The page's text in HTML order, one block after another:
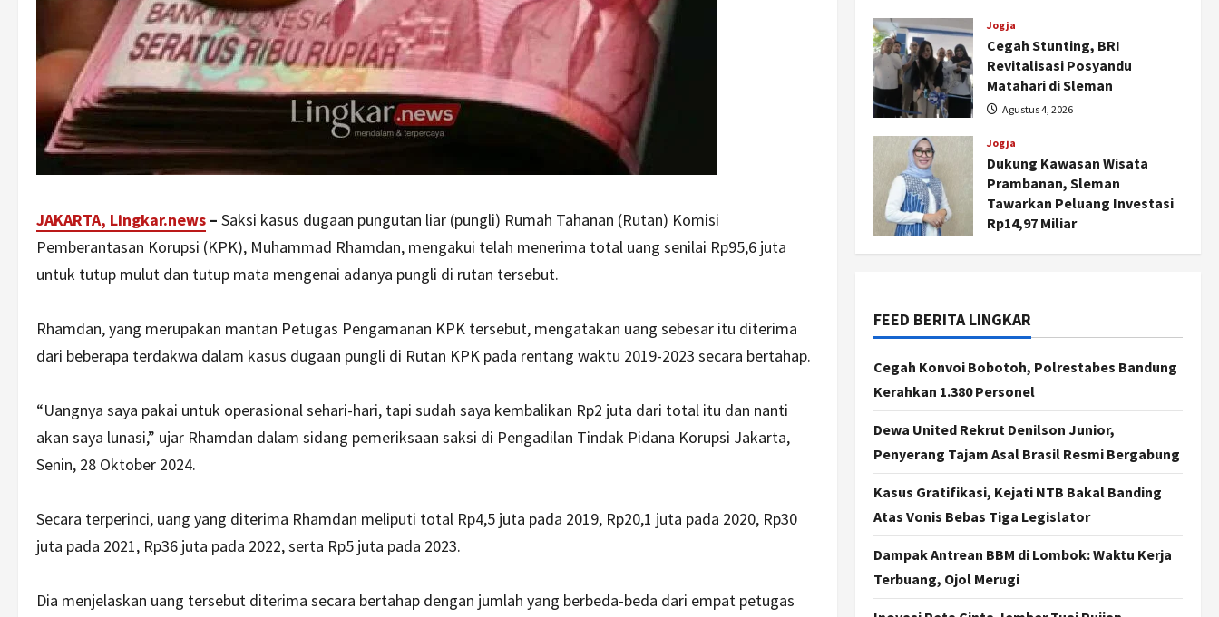
JAKARTA, Lingkar.news – Saksi kasus dugaan pungutan liar (pungli) Rumah Tahanan (Rutan) Komisi
Pemberantasan Korupsi (KPK), Muhammad Rhamdan, mengakui telah menerima total uang senilai Rp95,6 juta
untuk tutup mulut dan tutup mata mengenai adanya pungli di rutan tersebut.
Rhamdan, yang merupakan mantan Petugas Pengamanan KPK tersebut, mengatakan uang sebesar itu diterima
dari beberapa terdakwa dalam kasus dugaan pungli di Rutan KPK pada rentang waktu 2019-2023 secara bertahap.
“Uangnya saya pakai untuk operasional sehari-hari, tapi sudah saya kembalikan Rp2 juta dari total itu dan nanti
akan saya lunasi,” ujar Rhamdan dalam sidang pemeriksaan saksi di Pengadilan Tindak Pidana Korupsi Jakarta,
Senin, 28 Oktober 2024.
Secara terperinci, uang yang diterima Rhamdan meliputi total Rp4,5 juta pada 2019, Rp20,1 juta pada 2020, Rp30
juta pada 2021, Rp36 juta pada 2022, serta Rp5 juta pada 2023.
Dia menjelaskan uang tersebut diterima secara bertahap dengan jumlah yang berbeda-beda dari empat petugas
Kalurahan
Agustus 5, 2026
Jogja
Cegah Stunting, BRI
Revitalisasi Posyandu
Matahari di Sleman
Agustus 4, 2026
Jogja
Dukung Kawasan Wisata
Prambanan, Sleman
Tawarkan Peluang Investasi
Rp14,97 Miliar
FEED BERITA LINGKAR
Cegah Konvoi Bobotoh, Polrestabes Bandung
Kerahkan 1.380 Personel
Dewa United Rekrut Denilson Junior,
Penyerang Tajam Asal Brasil Resmi Bergabung
Kasus Gratifikasi, Kejati NTB Bakal Banding
Atas Vonis Bebas Tiga Legislator
Dampak Antrean BBM di Lombok: Waktu Kerja
Terbuang, Ojol Merugi
2
Nasional
BRIN Kembangkan Sepatu
Murah Mulai Rp75 Ribu untuk
Sekolah Rakyat
3
Gen Z Belajar Meracik Lulur
Khas Keraton Yogyakarta,
Jawa
Agustus 6, 2026
4
Jogja
Jasa Marga Pastikan
Pembangunan Tol Jogja-
Solo Segera Rampung,
Progres 98 Persen
Agustus 6, 2026
Politik
Karwito Komitmen Perbaikan
Jalan Desa Sidomukti dengan
Cor Beton Bertahap
Agustus 6, 2026